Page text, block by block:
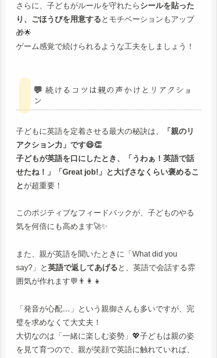
さらに、子どもがルールを守れたらシールを貼った
り、ごほうびを用意するとモチベーションもアップ
🎁🌟
ゲーム感覚で続けられるような工夫をしましょう！
💬 続けるコツは親の声かけとリアクショ
ン
子どもに英語を定着させる最大の秘訣は、
「親のリ
アクション力」です😄👏
子どもが英語を口にしたとき、「うわぁ！英語で話
せたね！」「Great job!」と大げさなくらい褒めるこ
とが超重要！
このポジティブなフィードバックが、子どものやる
気を何倍にも高めます🚀✨
また、親が英語を聞いたときに「What did you
say?」と英語で返してあげると、英語で会話する雰
囲気が作れます💬👨‍👩‍👧
「発音が心配…」という親御さんも多いですが、完
璧を求めなくて大丈夫！
大切なのは「一緒に楽しむ姿勢」💖子どもは親の姿
を見て育つので、親が笑顔で英語に触れていれば、